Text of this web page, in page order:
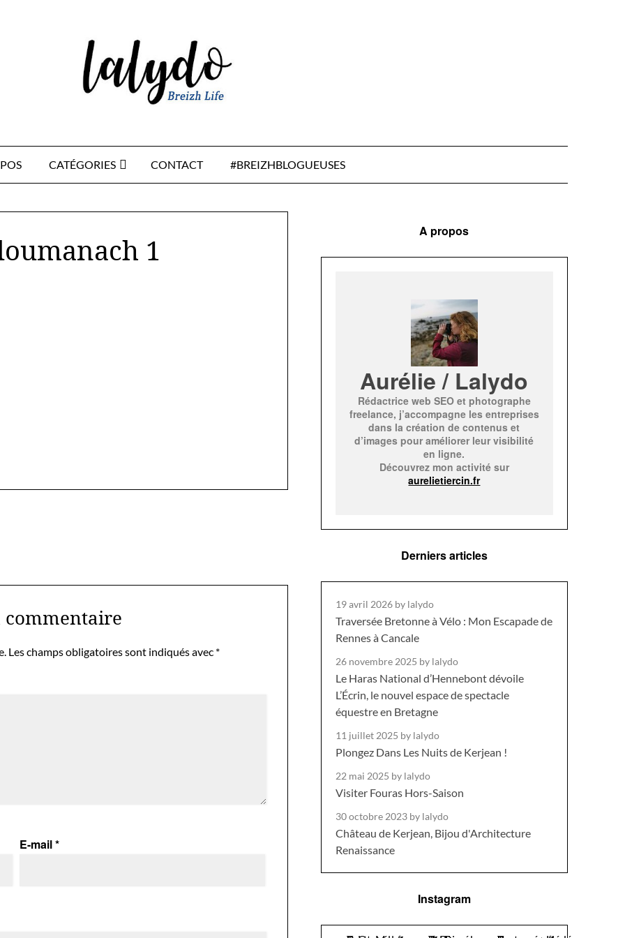
CATÉGORIES CONTACT #BREIZHBLOGUEUSES
1
commentaire
Les champs obligatoires sont indiqués avec *
E-mail*
A propos
Aurélie / Lalydo
Rédactrice web SEO et photographe
freelance, j’accompagne les entreprises
dans la création de contenus et
d’images pour améliorer leur visibilité
en ligne.
Découvrez mon activité sur
aurelietiercin.fr
Derniers articles
19 avril 2026 by lalydo
Traversée Bretonne à Vélo : Mon Escapade de
Rennes à Cancale
26 novembre 2025 by lalydo
Le Haras National d’Hennebont dévoile
L’Écrin, le nouvel espace de spectacle
équestre en Bretagne
11 juillet 2025 by lalydo
Plongez Dans Les Nuits de Kerjean !
22 mai 2025 by lalydo
Visiter Fouras Hors-Saison
30 octobre 2023 by lalydo
Château de Kerjean, Bijou d'Architecture
Renaissance
Instagram